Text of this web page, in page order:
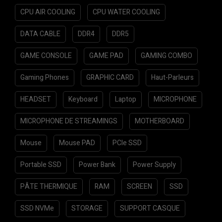
CPU AIR COOLING CPU WATER COOLING
DATA CABLE DDR4 DDR5
GAME CONSOLE GAME PAD GAMING COMBO
Gaming Phones GRAPHIC CARD Haut-Parleurs
HEADSET Keyboard Laptop MICROPHONE
MICROPHONE DE STREAMINGS MOTHERBOARD
Mouse Mouse PAD PCIe SSD
Portable SSD Power Bank Power Supply
PÂTE THERMIQUE RAM SCREEN SSD
SSD NVMe STORAGE SUPPORT CASQUE